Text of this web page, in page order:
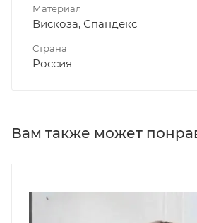
Материал
Вискоза, Спандекс
Страна
Россия
Вам также может